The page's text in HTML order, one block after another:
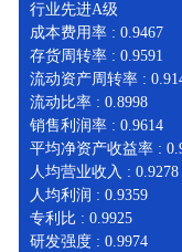
行业先进A级
成本费用率 : 0.9467
存货周转率 : 0.9591
流动资产周转率 :
流动比率 : 0.8998
销售利润率 : 0.9614
平均净资产收益率 :
人均营业收入 : 0.9278
人均利润 : 0.9359
专利比 : 0.9925
研发强度 : 0.9974